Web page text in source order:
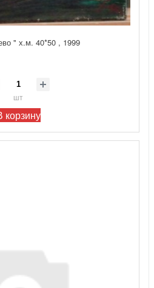
" х.м. 40*50 , 1999
шт
корзину